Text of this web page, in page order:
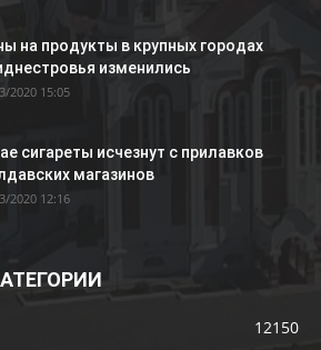
на продукты в крупных городах
изменились
2020 15:05
сигареты исчезнут с прилавков
магазинов
2020 12:16
12150